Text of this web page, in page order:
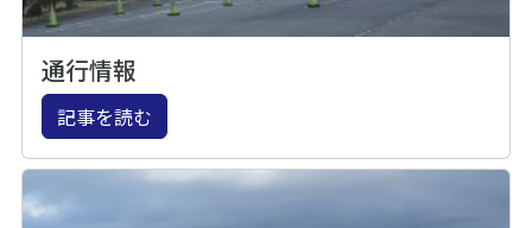
通行情報
記事を読む